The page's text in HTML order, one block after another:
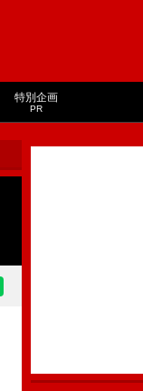
特別企画
PR